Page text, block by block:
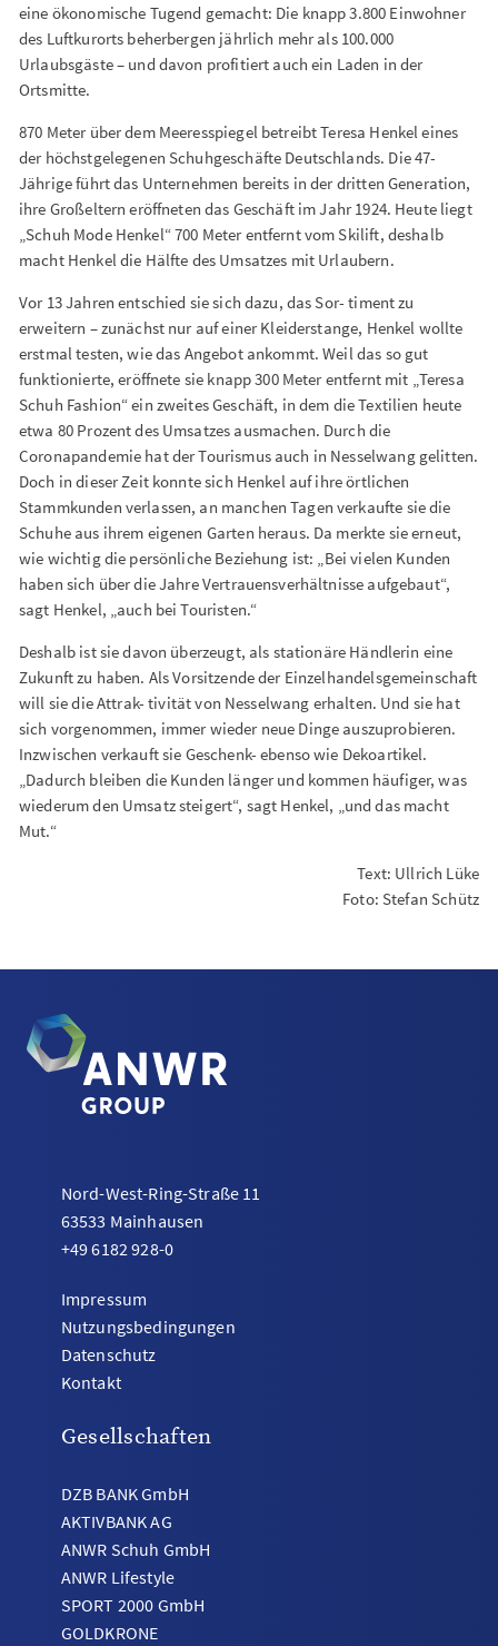
eine ökonomische Tugend gemacht: Die knapp 3.800 Einwohner
des Luftkurorts beherbergen jährlich mehr als 100.000
Urlaubsgäste – und davon profitiert auch ein Laden in der
Ortsmitte.
870 Meter über dem Meeresspiegel betreibt Teresa Henkel eines
der höchstgelegenen Schuhgeschäfte Deutschlands. Die 47-
Jährige führt das Unternehmen bereits in der dritten Generation,
ihre Großeltern eröffneten das Geschäft im Jahr 1924. Heute liegt
„Schuh Mode Henkel“ 700 Meter entfernt vom Skilift, deshalb
macht Henkel die Hälfte des Umsatzes mit Urlaubern.
Vor 13 Jahren entschied sie sich dazu, das Sor- timent zu
erweitern – zunächst nur auf einer Kleiderstange, Henkel wollte
erstmal testen, wie das Angebot ankommt. Weil das so gut
funktionierte, eröffnete sie knapp 300 Meter entfernt mit „Teresa
Schuh Fashion“ ein zweites Geschäft, in dem die Textilien heute
etwa 80 Prozent des Umsatzes ausmachen. Durch die
Coronapandemie hat der Tourismus auch in Nesselwang gelitten.
Doch in dieser Zeit konnte sich Henkel auf ihre örtlichen
Stammkunden verlassen, an manchen Tagen verkaufte sie die
Schuhe aus ihrem eigenen Garten heraus. Da merkte sie erneut,
wie wichtig die persönliche Beziehung ist: „Bei vielen Kunden
haben sich über die Jahre Vertrauensverhältnisse aufgebaut“,
sagt Henkel, „auch bei Touristen.“
Deshalb ist sie davon überzeugt, als stationäre Händlerin eine
Zukunft zu haben. Als Vorsitzende der Einzelhandelsgemeinschaft
will sie die Attrak- tivität von Nesselwang erhalten. Und sie hat
sich vorgenommen, immer wieder neue Dinge auszuprobieren.
Inzwischen verkauft sie Geschenk- ebenso wie Dekoartikel.
„Dadurch bleiben die Kunden länger und kommen häufiger, was
wiederum den Umsatz steigert“, sagt Henkel, „und das macht
Mut.“
Text: Ullrich Lüke
Foto: Stefan Schütz
Nord-West-Ring-Straße 11
63533 Mainhausen
+49 6182 928-0
Impressum
Nutzungsbedingungen
Datenschutz
Kontakt
Gesellschaften
DZB BANK GmbH
AKTIVBANK AG
ANWR Schuh GmbH
ANWR Lifestyle
SPORT 2000 GmbH
GOLDKRONE